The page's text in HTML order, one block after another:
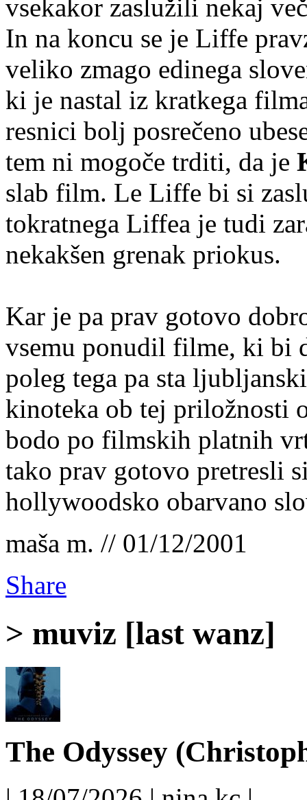
vsekakor zaslužili nekaj
In na koncu se je Liffe
veliko zmago edinega
ki je nastal iz kratkega
resnici bolj posrečeno
tem ni mogoče trditi, da je
slab film. Le Liffe bi si
tokratnega Liffea je tudi
nekakšen grenak priokus.
Kar je pa prav gotovo
vsemu ponudil filme, ki bi
poleg tega pa sta
kinoteka ob tej priložnosti
bodo po filmskih platnih
tako prav gotovo pretresli
hollywoodsko obarvano
maša m. // 01/12/2001
Share
> muviz [last wanz]
The Odyssey